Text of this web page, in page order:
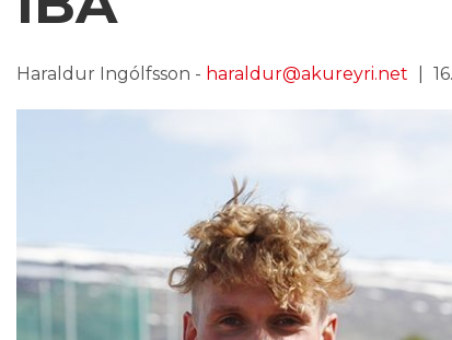
Haraldur Ingólfsson - haraldur@akureyri.net